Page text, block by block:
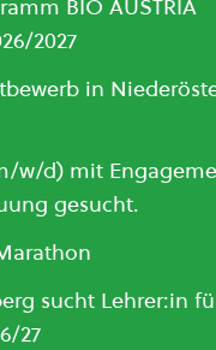
BIO AUSTRIA
2027
in
w/d) mit
gesucht.
sucht Lehrer:in
27